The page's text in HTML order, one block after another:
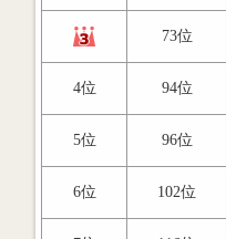
73位
4位 94位
5位 96位
6位 102位